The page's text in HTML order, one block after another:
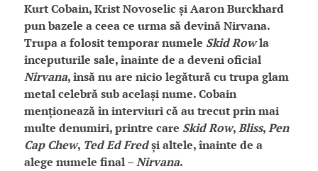
Kurt Cobain, Krist Novoselic și Aaron Burckhard
pun bazele a ceea ce urma să devină Nirvana.
Trupa a folosit temporar numele Skid Rowla
începuturile sale, înainte de a deveni oficial
Nirvana, însă nu are nicio legătură cu trupa glam
metal celebră sub același nume. Cobain
menționează în interviuri că au trecut prin mai
multe denumiri, printre care Skid Row,Bliss,Pen
Cap Chew, Ted Ed Fredși altele, înainte de a
alege numele final –Nirvana.